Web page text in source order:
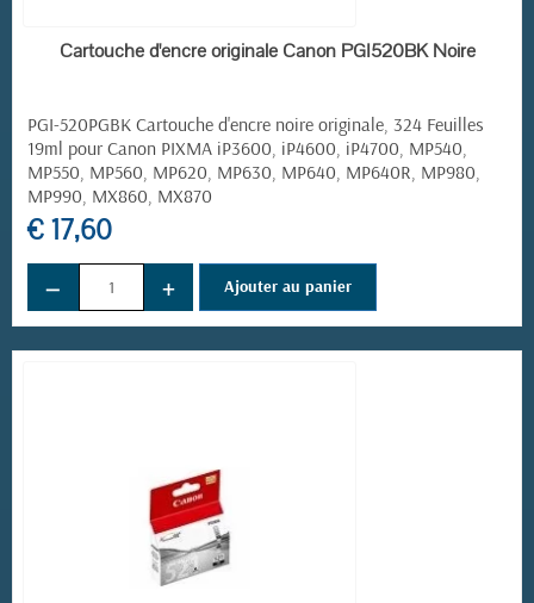
(1 avis)
EN STOCK
Cartouche d'encre originale Canon PGI520BK Noire
PGI-520PGBK Cartouche d'encre noire originale, 324 Feuilles
19ml pour Canon PIXMA iP3600, iP4600, iP4700, MP540,
MP550, MP560, MP620, MP630, MP640, MP640R, MP980,
MP990, MX860, MX870
€ 17,60
− + Ajouter au panier